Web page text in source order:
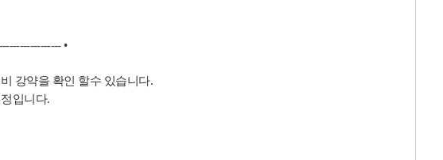
•
강약을 확인 할수 있습니다.
입니다.